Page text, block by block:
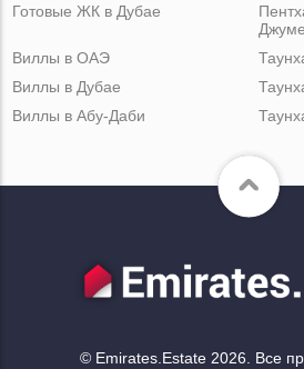
Готовые ЖК в Дубае
Виллы в ОАЭ
Виллы в Дубае
Виллы в Абу-Даби
© Emirates.Estate 2026. Все